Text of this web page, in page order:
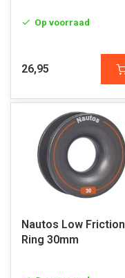
Op voorraad
26,95
Nautos Low Friction
Ring 30mm